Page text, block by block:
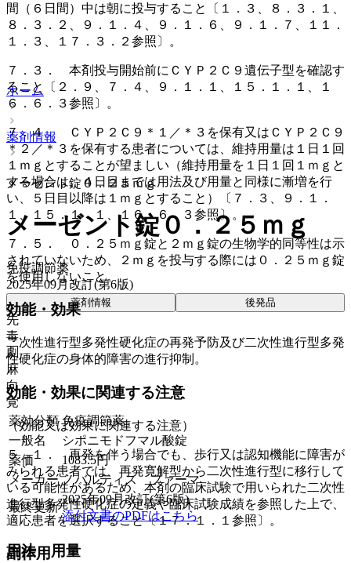
間（６日間）中は朝に投与すること〔１．３、８．３．１、
８．３．２、９．１．４、９．１．６、９．１．７、１１．
１．３、１７．３．２参照〕。
７．３． 本剤投与開始前にＣＹＰ２Ｃ９遺伝子型を確認す
ること〔２．９、７．４、９．１．１、１５．１．１、１
６．６．３参照〕。
７．４． ＣＹＰ２Ｃ９＊１／＊３を保有又はＣＹＰ２Ｃ９
＊２／＊３を保有する患者については、維持用量は１日１回
１ｍｇとすることが望ましい（維持用量を１日１回１ｍｇと
する場合は、４日目までは用法及び用量と同様に漸増を行
い、５日目以降は１ｍｇとすること）〔７．３、９．１．
１、１５．１．１、１６．６．３参照〕。
７．５． ０．２５ｍｇ錠と２ｍｇ錠の生物学的同等性は示
されていないため、２ｍｇを投与する際には０．２５ｍｇ錠
を使用しないこと。
効能・効果
二次性進行型多発性硬化症の再発予防及び二次性進行型多発
性硬化症の身体的障害の進行抑制。
効能・効果に関連する注意
（効能又は効果に関連する注意）
５．１． 再発を伴う場合でも、歩行又は認知機能に障害が
みられる患者では、再発寛解型から二次性進行型に移行して
いる可能性があるため、本剤の臨床試験で用いられた二次性
進行型多発性硬化症の定義や臨床試験成績を参照した上で、
適応患者を選択すること〔１７．１．１参照〕。
副作用
ホーム
薬剤情報
メーゼント錠０．２５ｍｇ
メーゼント錠０．２５ｍｇ
免疫調節薬
2025年09月改訂(第6版)
薬剤情報 後発品
先
毒
劇
麻
向
覚
薬効分類 免疫調節薬
一般名
シポニモドフマル酸錠
薬価
1083.5円
メーカー ノバルティス ファーマ
最終更新
2025年09月改訂(第6版)
添付文書のPDFはこちら
用法・用量